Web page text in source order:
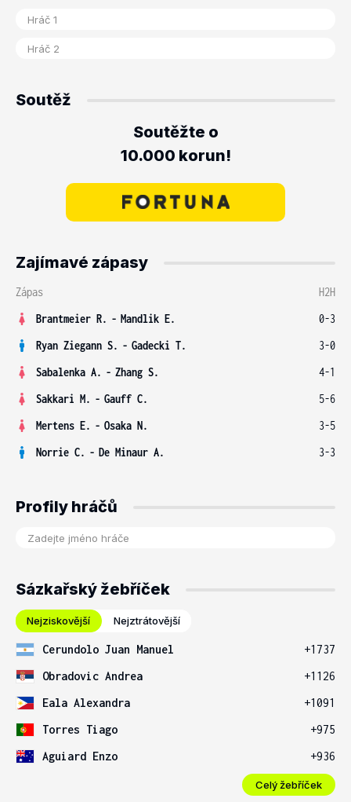
Soutěž
Soutěžte o
10.000 korun!
Zajímavé zápasy
Zápas
H2H
Brantmeier R. - Mandlik E.
0-3
Ryan Ziegann S. - Gadecki T.
3-0
Sabalenka A. - Zhang S.
4-1
Sakkari M. - Gauff C.
5-6
Mertens E. - Osaka N.
3-5
Norrie C. - De Minaur A. 3-3
Profily hráčů
Sázkařský žebříček
Nejziskovější Nejztrátovější
Cerundolo Juan Manuel
+1737
Obradovic Andrea
+1126
Eala Alexandra
+1091
Torres Tiago
+975
Aguiard Enzo
+936
Celý žebříček